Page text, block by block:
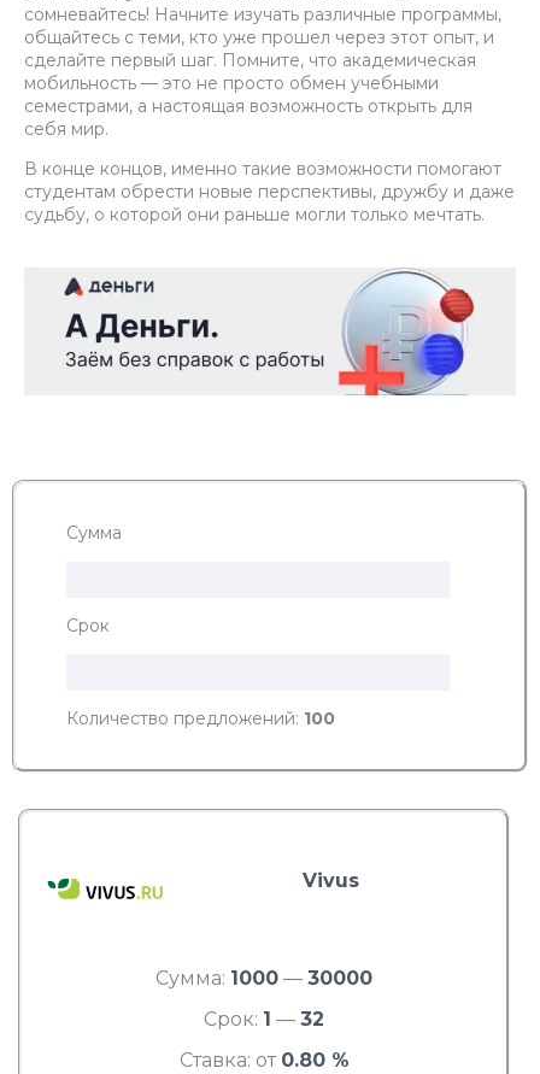
сомневайтесь! Начните изучать различные программы,
общайтесь с теми, кто уже прошел через этот опыт, и
сделайте первый шаг. Помните, что академическая
мобильность — это не просто обмен учебными
семестрами, а настоящая возможность открыть для
себя мир.
В конце концов, именно такие возможности помогают
студентам обрести новые перспективы, дружбу и даже
судьбу, о которой они раньше могли только мечтать.
Сумма
Срок
Количество предложений: 100
Vivus
Сумма: 1000 — 30000
Срок: 1 — 32
Ставка: от 0.80 %